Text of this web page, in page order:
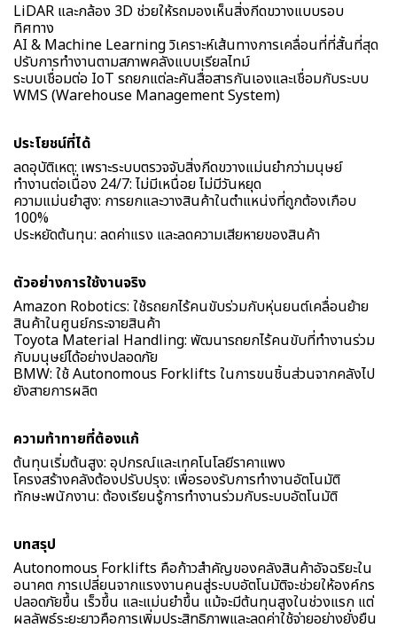
LiDAR และกล้อง 3D ช่วยให้รถมองเห็นสิ่งกีดขวางแบบรอบ
ทิศทาง
AI & Machine Learning วิเคราะห์เส้นทางการเคลื่อนที่ที่สั้นที่สุด
ปรับการทำงานตามสภาพคลังแบบเรียลไทม์
ระบบเชื่อมต่อ IoT รถยกแต่ละคันสื่อสารกันเองและเชื่อมกับระบบ
WMS (Warehouse Management System)
ประโยชน์ที่ได้
ลดอุบัติเหตุ: เพราะระบบตรวจจับสิ่งกีดขวางแม่นยำกว่ามนุษย์
ทำงานต่อเนื่อง 24/7: ไม่มีเหนื่อย ไม่มีวันหยุด
ความแม่นยำสูง: การยกและวางสินค้าในตำแหน่งที่ถูกต้องเกือบ
100%
ประหยัดต้นทุน: ลดค่าแรง และลดความเสียหายของสินค้า
ตัวอย่างการใช้งานจริง
Amazon Robotics: ใช้รถยกไร้คนขับร่วมกับหุ่นยนต์เคลื่อนย้าย
สินค้าในศูนย์กระจายสินค้า
Toyota Material Handling: พัฒนารถยกไร้คนขับที่ทำงานร่วม
กับมนุษย์ได้อย่างปลอดภัย
BMW: ใช้ Autonomous Forklifts ในการขนชิ้นส่วนจากคลังไป
ยังสายการผลิต
ความท้าทายที่ต้องแก้
ต้นทุนเริ่มต้นสูง: อุปกรณ์และเทคโนโลยีราคาแพง
โครงสร้างคลังต้องปรับปรุง: เพื่อรองรับการทำงานอัตโนมัติ
ทักษะพนักงาน: ต้องเรียนรู้การทำงานร่วมกับระบบอัตโนมัติ
บทสรุป
Autonomous Forklifts คือก้าวสำคัญของคลังสินค้าอัจฉริยะใน
อนาคต การเปลี่ยนจากแรงงานคนสู่ระบบอัตโนมัติจะช่วยให้องค์กร
ปลอดภัยขึ้น เร็วขึ้น และแม่นยำขึ้น แม้จะมีต้นทุนสูงในช่วงแรก แต่
ผลลัพธ์ระยะยาวคือการเพิ่มประสิทธิภาพและลดค่าใช้จ่ายอย่างยั่งยืน